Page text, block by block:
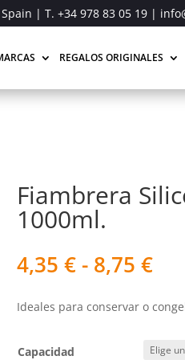
Spain | T. +34 978 83 05 19|
REGALOS ORIGINALES
Fiambrera
1000ml.
4,35 € - 8,75 €
de
Ideales para conservar o
Capacidad